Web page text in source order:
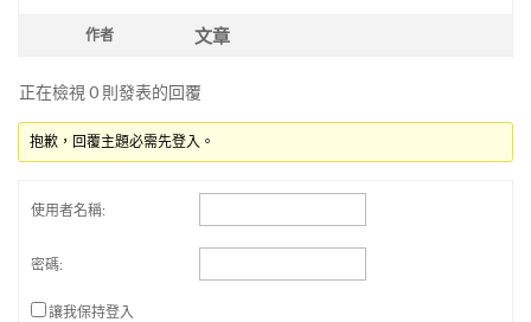
作者 文章
正在檢視 0 則發表的回覆
抱歉，回覆主題必需先登入。
使用者名稱:
密碼:
讓我保持登入